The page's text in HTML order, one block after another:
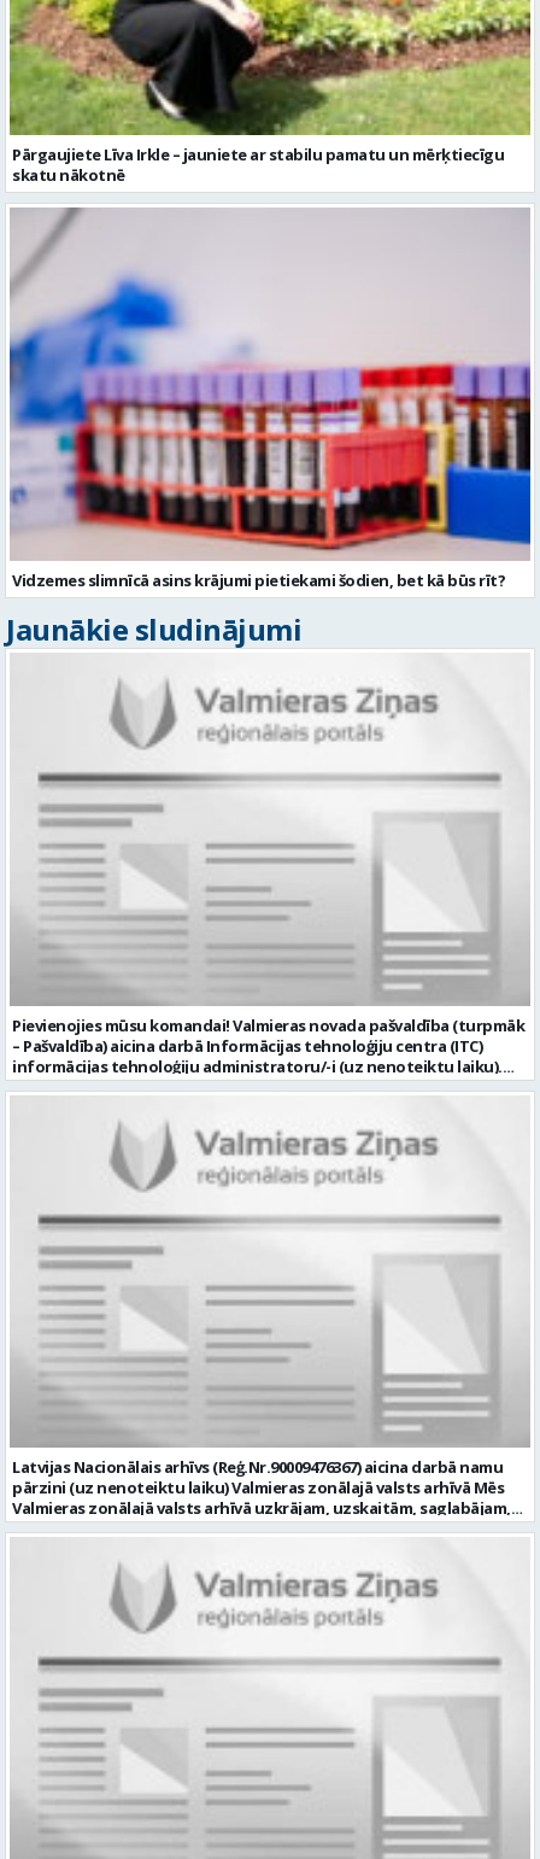
Pārgaujiete Līva Irkle – jauniete ar stabilu pamatu un mērķtiecīgu
skatu nākotnē
Vidzemes slimnīcā asins krājumi pietiekami šodien, bet kā būs rīt?
Jaunākie sludinājumi
Pievienojies mūsu komandai! Valmieras novada pašvaldība (turpmāk
– Pašvaldība) aicina darbā Informācijas tehnoloģiju centra (ITC)
informācijas tehnoloģiju administratoru/-i (uz nenoteiktu laiku).
Darba vieta: Rūjienas un Naukšēnu apvienību teritorijās Ja Tev ir
(turpmāk – IKT) saistīto problēmu pieteikumu pārvaldību un
operatīvu risināšanu; nodrošināt datortehnikas lietotāju atbalstu
un ar to saistīto problēmsituāciju risināšanu; uzstādīt, konfigurēt,
diagnosticēt un modernizēt Pašvaldības iestāžu datortehniku,
datortīklus un programmatūru, novērst kļūmes to darbībā;
kontrolēt ārējo pakalpojumu sniedzēju darbu izpildi Pašvaldības
iestādēs infrastruktūras uzturēšanā; sagatavot priekšlikumus par
IKT nomaiņu un efektīvāku izmantošanu; un ja Tev ir: vismaz vidējā
profesionālā izglītība informācijas tehnoloģiju jomā; darba
pieredze (ar informācijas tehnoloģijām saistītā jomā); izpratne par
datortehnikas un biroja tehnikas uzbūvi un problēmu risināšanas
secību; izpratne par datortīkla uzbūvi, tīkla iekārtu darbības
principiem; valsts valodas prasmes atbilstoši Valsts valodas likuma
prasībām; kompetences: ļoti labas organizatoriskās un saskarsmes
spējas, argumentācijas prasme; prasme patstāvīgi pieņemt
lēmumus; analītiskās spējas; augsta atbildības sajūta; precizitāte;
spēja strādāt individuāli un komandā; pašiniciatīva un spēja meklēt
un piedāvāt jaunus risinājumus; mēs piedāvājam: dinamisku,
interesantu un atbildīgu darbu un ideju īstenošanas iespējas uz
attīstību vērstā Pašvaldībā; pamatalgu pārbaudes laikā 1258,- EUR
pirms nodokļu nomaksas, pēc pārbaudes laika 1310,- EUR pirms
nodokļu nomaksas; iespēju saņemt atvaļinājuma pabalstu darba un
dzīves līdzsvaram par labu darba sniegumu; darba devēja
līdzfinansētu veselības apdrošināšanu pēc pārbaudes laika beigām,
kā arī citas sociālās garantijas/labumus atbilstoši darba rezultātam
un normatīvajos aktos noteiktajam; profesionālās pilnveidošanās
un izaugsmes iespējas zinošu un atsaucīgu kolēģu komandā. CV,
burtu lielumu “11”) un izglītības dokumenta kopiju, lūdzam iesniegt
elektroniski, nosūtot uz personals@valmierasnovads.lv vai
personīgi Pašvaldības Dokumentu pārvaldības un klientu
apkalpošanas centrā, adrese: Lāčplēša ielā 2, Valmierā, Valmieras
novadā ar norādi „Informācijas tehnoloģiju centra Informācijas
tehnoloģiju administratora/-es amatam” līdz 2026.gada
23.augustam. Tālrunis papildu informācijai: 64292237. Profesija:
INFORMĀCIJAS TEHNOLOĢIJU ADMINISTRATORS Darba vietas adrese:
Latvijas Nacionālais arhīvs (Reģ.Nr.90009476367) aicina darbā namu
pārzini (uz nenoteiktu laiku) Valmieras zonālajā valsts arhīvā Mēs
Valmieras zonālajā valsts arhīvā uzkrājam, uzskaitām, saglabājam,
darām pieejamu un popularizējam nacionālo dokumentāro
Valkas, Smiltenes un Limbažu novadi. Aicinām savai komandai
pievienoties čaklu, rūpīgu un atbildīgu kolēģi namu pārziņa amatā,
kurš rūpētos par mūsu darba vietu Valmierā, Cempu ielā 13. Piesakies
un pievienojies mūsu kolektīvam! Mums ir svarīgi, lai Tev ir: • vismaz
vidējā vai vidējā profesionālā izglītība; • profesionāla pieredze
saimniecisko darbu veikšanā, vēlams ēku vai namu
apsaimniekošanas jomā; • labas iemaņas darbā ar datoru (MS Office,
tīmekļa pārlūkprogrammās, e pasts); • valsts valodas prasmes
vismaz B2 līmenī; • prasme plānot un organizēt savu darbu,
patstāvīgi risināt ar darba pienākumiem saistītus jautājumus, kā arī
augsta atbildības izjūta un labas sadarbības prasmes; • B
kategorijas autovadītāja apliecība, iespēja darba vajadzībām
izmantot personīgo automašīnu; • par priekšrocību uzskatīsim
apgūtas ugunsdrošības apmācības vismaz 20 stundu apjomā. Mēs